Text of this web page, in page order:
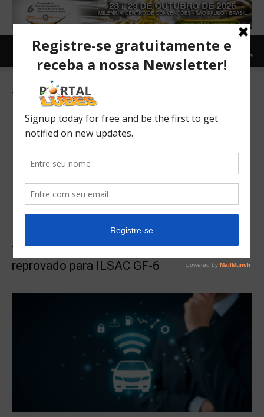
Tag: classificação de óleo
Teste de motor para medir desgaste é
reprovado para ILSAC GF-6